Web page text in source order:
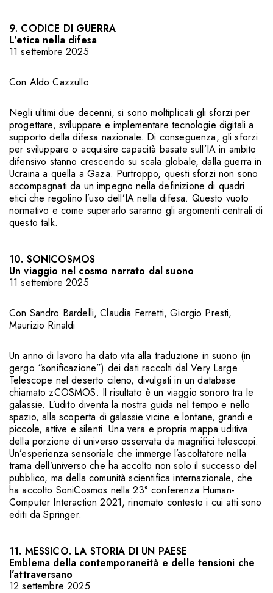
9. CODICE DI GUERRA
L'etica nella difesa
11 settembre 2025
Con Aldo Cazzullo
Negli ultimi due decenni, si sono moltiplicati gli sforzi per
progettare, sviluppare e implementare tecnologie digitali a
supporto della difesa nazionale. Di conseguenza, gli sforzi
per sviluppare o acquisire capacità basate sull’IA in ambito
difensivo stanno crescendo su scala globale, dalla guerra in
Ucraina a quella a Gaza. Purtroppo, questi sforzi non sono
accompagnati da un impegno nella definizione di quadri
etici che regolino l’uso dell’IA nella difesa. Questo vuoto
normativo e come superarlo saranno gli argomenti centrali di
questo talk.
10. SONICOSMOS
Un viaggio nel cosmo narrato dal suono
11 settembre 2025
Con Sandro Bardelli,Claudia Ferretti,Giorgio Presti,
Maurizio Rinaldi
Un anno di lavoro ha dato vita alla traduzione in suono (in
gergo “sonificazione”) dei dati raccolti dal Very Large
Telescope nel deserto cileno, divulgati in un database
chiamato zCOSMOS. Il risultato è un viaggio sonoro tra le
galassie. L’udito diventa la nostra guida nel tempo e nello
spazio, alla scoperta di galassie vicine e lontane, grandi e
piccole, attive e silenti. Una vera e propria mappa uditiva
della porzione di universo osservata da magnifici telescopi.
Un’esperienza sensoriale che immerge l’ascoltatore nella
trama dell’universo che ha accolto non solo il successo del
pubblico, ma della comunità scientifica internazionale, che
ha accolto SoniCosmos nella 23° conferenza Human-
Computer Interaction 2021, rinomato contesto i cui atti sono
editi da Springer.
11. MESSICO. LA STORIA DI UN PAESE
Emblema della contemporaneità e delle tensioni che
l’attraversano
12 settembre 2025